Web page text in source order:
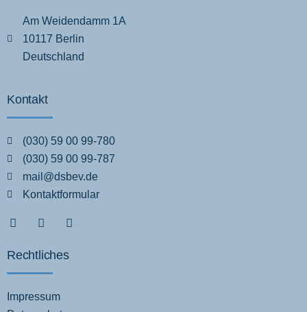
Am Weidendamm 1A
10117 Berlin
Deutschland
Kontakt
(030) 59 00 99-780
(030) 59 00 99-787
mail@dsbev.de
Kontaktformular
Rechtliches
Impressum